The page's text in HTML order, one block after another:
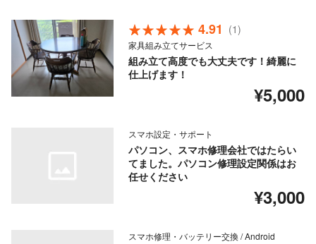
4.91 (1)
家具組み立てサービス
組み立て高度でも大丈夫です！綺麗に
仕上げます！
¥5,000
スマホ設定・サポート
パソコン、スマホ修理会社ではたらい
てました。パソコン修理設定関係はお
任せください
¥3,000
スマホ修理・バッテリー交換 / Android